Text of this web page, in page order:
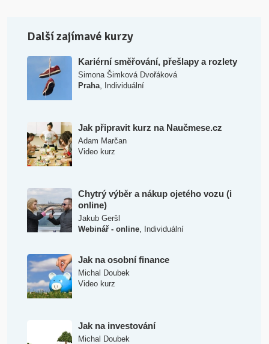
Další zajímavé kurzy
Kariérní směřování, přešlapy a rozlety
Simona Šimková Dvořáková
Praha, Individuální
Jak připravit kurz na Naučmese.cz
Adam Marčan
Video kurz
Chytrý výběr a nákup ojetého vozu (i
online)
Jakub Geršl
Webinář - online, Individuální
Jak na osobní finance
Michal Doubek
Video kurz
Jak na investování
Michal Doubek